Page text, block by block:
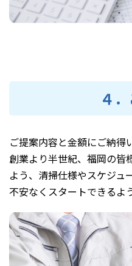
４
ご提案内容と金額にご納得
創業より半世紀、福岡の皆
よう、清掃仕様やスケジュ
不安なくスタートできるよ